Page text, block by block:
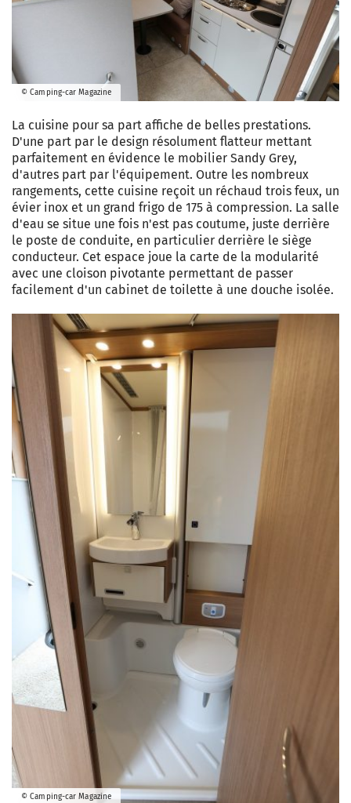
© Camping-car Magazine
La cuisine pour sa part affiche de belles prestations.
D'une part par le design résolument flatteur mettant
parfaitement en évidence le mobilier Sandy Grey,
d'autres part par l'équipement. Outre les nombreux
rangements, cette cuisine reçoit un réchaud trois feux, un
évier inox et un grand frigo de 175 à compression. La salle
d'eau se situe une fois n'est pas coutume, juste derrière
le poste de conduite, en particulier derrière le siège
conducteur. Cet espace joue la carte de la modularité
avec une cloison pivotante permettant de passer
facilement d'un cabinet de toilette à une douche isolée.
© Camping-car Magazine